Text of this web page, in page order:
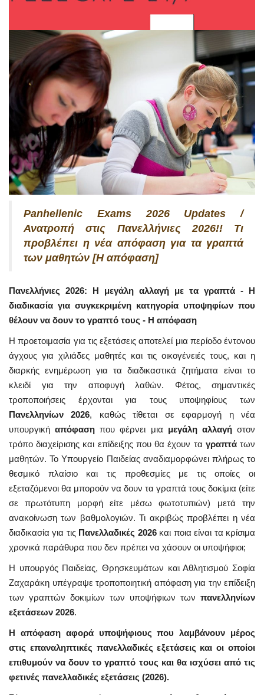
Panhellenic Exams 2026 Updates /
Ανατροπή στις Πανελλήνιες 2026!! Τι
προβλέπει η νέα απόφαση για τα γραπτά
των μαθητών [Η απόφαση]
Πανελλήνιες 2026: Η μεγάλη αλλαγή με τα γραπτά - Η
διαδικασία για συγκεκριμένη κατηγορία υποψηφίων που
θέλουν να δουν το γραπτό τους - Η απόφαση
Η προετοιμασία για τις εξετάσεις αποτελεί μια περίοδο έντονου
άγχους για χιλιάδες μαθητές και τις οικογένειές τους, και η
διαρκής ενημέρωση για τα διαδικαστικά ζητήματα είναι το
κλειδί για την αποφυγή λαθών. Φέτος, σημαντικές
τροποποιήσεις έρχονται για τους υποψηφίους των
Πανελληνίων 2026, καθώς τίθεται σε εφαρμογή η νέα
υπουργικήαπόφαση που φέρνει μια μεγάλη αλλαγήστον
τρόπο διαχείρισης και επίδειξης που θα έχουν τα γραπτάτων
μαθητών. Το Υπουργείο Παιδείας αναδιαμορφώνει πλήρως το
θεσμικό πλαίσιο και τις προθεσμίες με τις οποίες οι
εξεταζόμενοι θα μπορούν να δουν τα γραπτά τους δοκίμια (είτε
σε πρωτότυπη μορφή είτε μέσω φωτοτυπιών) μετά την
ανακοίνωση των βαθμολογιών. Τι ακριβώς προβλέπει η νέα
διαδικασία για τις Πανελλαδικές 2026και ποια είναι τα κρίσιμα
χρονικά παράθυρα που δεν πρέπει να χάσουν οι υποψήφιοι;
Η υπουργός Παιδείας, Θρησκευμάτων και Αθλητισμού Σοφία
Ζαχαράκη υπέγραψε τροποποιητική απόφαση για την επίδειξη
των γραπτών δοκιμίων των υποψήφιων των πανελληνίων
εξετάσεων 2026.
Η απόφαση αφορά υποψήφιους που λαμβάνουν μέρος
στις επαναληπτικές πανελλαδικές εξετάσεις και οι οποίοι
επιθυμούν να δουν το γραπτό τους και θα ισχύσει από τις
φετινές πανελλαδικές εξετάσεις (2026).